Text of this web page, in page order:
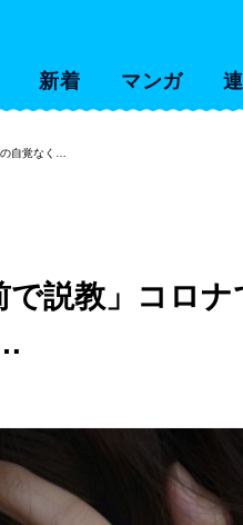
新着 マンガ
自覚なく…
で説教」コロ